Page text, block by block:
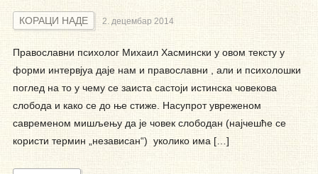
КОРАЦИ НАДЕ 2. децембар 2014
Православни психолог Михаил Хасмински у овом тексту у
форми интервјуа даје нам и православни , али и психолошки
поглед на то у чему се заиста састоји истинска човекова
слобода и како се до ње стиже. Насупрот увреженом
савременом мишљењу да је човек слободан (најчешће се
користи термин „независан“) уколико има […]